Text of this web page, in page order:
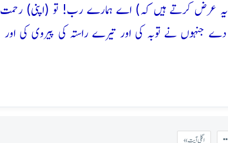
(یہ عرض کرتے ہیں کہ) اے ہمارے رب! تو (اپنی) رحمت
جنہوں نے توبہ کی اور تیرے راستہ کی پیروی کی اور
« اگلی آیت